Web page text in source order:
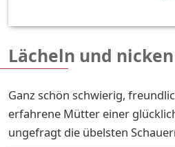
Lächeln und nicken
Ganz schön schwierig,
erfahrene Mütter einer
ungefragt die übelsten